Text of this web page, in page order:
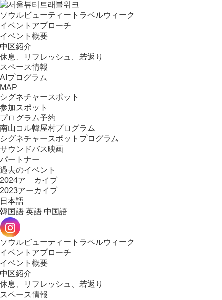
ソウルビューティートラベルウィーク
イベントアプローチ
イベント概要
中区紹介
休息、リフレッシュ、若返り
スペース情報
AIプログラム
MAP
シグネチャースポット
参加スポット
プログラム予約
南山コル韓屋村プログラム
シグネチャースポットプログラム
サウンドバス映画
パートナー
過去のイベント
2024アーカイブ
2023アーカイブ
日本語
韓国語 英語 中国語
ソウルビューティートラベルウィーク
イベントアプローチ
イベント概要
中区紹介
休息、リフレッシュ、若返り
スペース情報